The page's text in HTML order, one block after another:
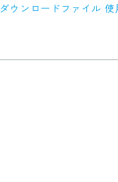
ダウンロードファイル 使